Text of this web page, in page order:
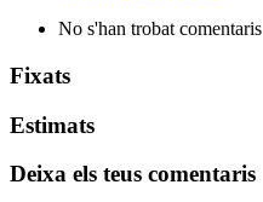
No s'han trobat comentaris
Fixats
Estimats
Deixa els teus comentaris